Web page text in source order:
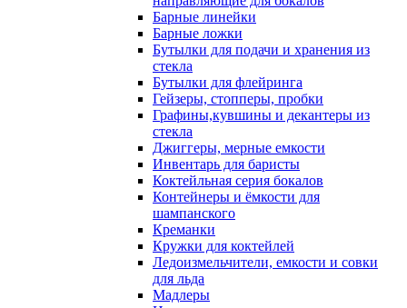
Барные линейки
Барные ложки
Бутылки для подачи и хранения из
стекла
Бутылки для флейринга
Гейзеры, стопперы, пробки
Графины,кувшины и декантеры из
стекла
Джиггеры, мерные емкости
Инвентарь для баристы
Коктейльная серия бокалов
Контейнеры и ёмкости для
шампанского
Креманки
Кружки для коктейлей
Ледоизмельчители, емкости и совки
для льда
Мадлеры